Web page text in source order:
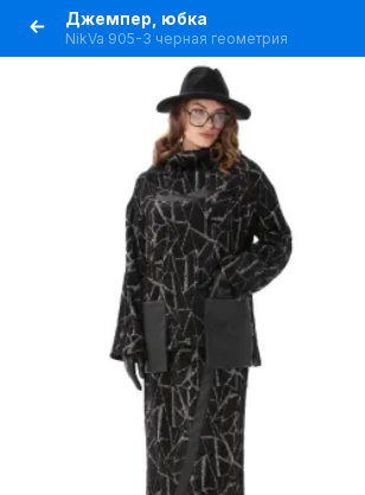
Джемпер, юбка
NikVa 905-3 черная геометрия